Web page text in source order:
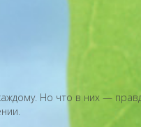
Но что в них —